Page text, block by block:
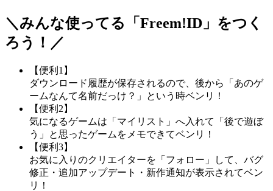
＼みんな使ってる「 Freem!ID 」をつく
ろう！／
【便利1】
ダウンロード履歴が保存されるので、後から「あのゲ
ームなんて名前だっけ？」という時ベンリ！
【便利2】
気になるゲームは「マイリスト」へ入れて「後で遊ぼ
う」と思ったゲームをメモできてベンリ！
【便利3】
お気に入りのクリエイターを「フォロー」して、バグ
修正・追加アップデート・新作通知が表示されてベン
リ！